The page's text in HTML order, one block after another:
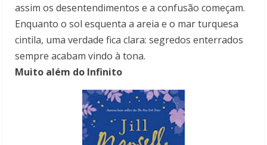
assim os desentendimentos e a confusão começam.
Enquanto o sol esquenta a areia e o mar turquesa
cintila, uma verdade fica clara: segredos enterrados
sempre acabam vindo à tona.
Muito além do Infinito